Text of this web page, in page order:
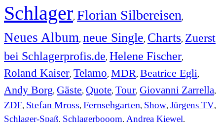
Schlager, Florian Silbereisen,
Neues Album, neue Single, Charts, Zuerst
bei Schlagerprofis.de, Helene Fischer,
Roland Kaiser, Telamo, MDR, Beatrice Egli,
Andy Borg, Gäste, Quote, Tour, Giovanni Zarrella,
ZDF, Stefan Mross, Fernsehgarten, Show, Jürgens TV,
Schlager-Spaß, Schlagerbooom, Andrea Kiewel,